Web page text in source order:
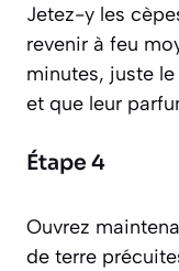
Jetez-y les
revenir à feu
minutes, juste
et que leur
Étape 4
Ouvrez
de terre